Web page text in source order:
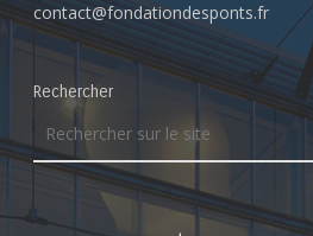
contact@fondationdesponts.fr
Rechercher